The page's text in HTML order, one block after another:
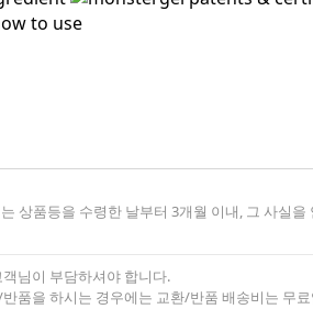
상품등을 수령한 날부터 3개월 이내, 그 사실을
님이 부담하셔야 합니다.
품을 하시는 경우에는 교환/반품 배송비는 무